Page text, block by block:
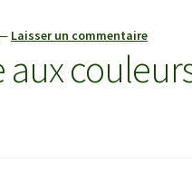
Laisser un commentaire